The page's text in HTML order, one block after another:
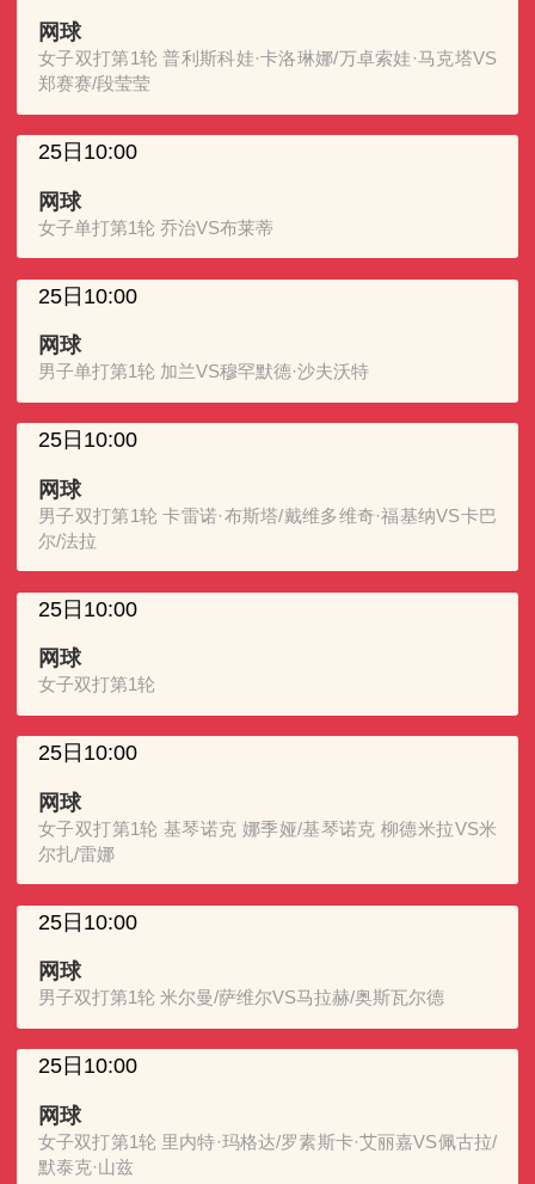
网球
女子双打第1轮 普利斯科娃·卡洛琳娜/万卓索娃·马克塔VS
郑赛赛/段莹莹
25日10:00
网球
女子单打第1轮 乔治VS布莱蒂
25日10:00
网球
男子单打第1轮 加兰VS穆罕默德·沙夫沃特
25日10:00
网球
男子双打第1轮 卡雷诺·布斯塔/戴维多维奇·福基纳VS卡巴
尔/法拉
25日10:00
网球
女子双打第1轮
25日10:00
网球
女子双打第1轮 基琴诺克 娜季娅/基琴诺克 柳德米拉VS米
尔扎/雷娜
25日10:00
网球
男子双打第1轮 米尔曼/萨维尔VS马拉赫/奥斯瓦尔德
25日10:00
网球
女子双打第1轮 里内特·玛格达/罗素斯卡·艾丽嘉VS佩古拉/
默泰克·山兹